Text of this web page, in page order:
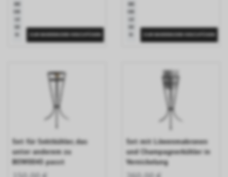
ME
HR
LE
SE
ME
HR
LE
SE
Set für Sektkühler, das
unter anderem zu
BOW0043 passt
Set mit Löwenmakronen
und Champagnerkühler in
Vernickelung